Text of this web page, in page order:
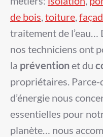
de bois, toiture,
traitement de l’eau…
nos techniciens ont
la préventionet du
propriétaires. Parce-
d’énergie nous
essentielles pour
planète… nous